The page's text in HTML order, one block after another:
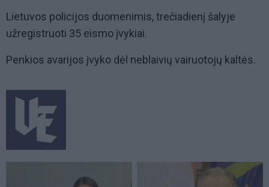
Lietuvos policijos duomenimis, trečiadienį šalyje
užregistruoti 35 eismo įvykiai.
Penkios avarijos įvyko dėl neblaivių vairuotojų kaltės.